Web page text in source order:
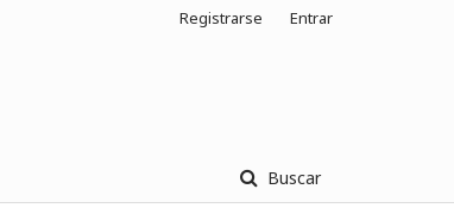
Buscar
Registrarse Entrar